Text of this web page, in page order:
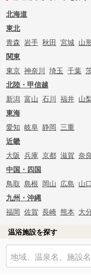
北海道
東北
青森 岩手 秋田 宮城 山
関東
東京 神奈川 埼玉 千葉
北陸・甲信越
新潟 富山 石川 福井 山
東海
愛知 岐阜 静岡 三重
近畿
大阪 兵庫 京都 滋賀 奈良
中国・四国
鳥取 島根 岡山 広島 山口
九州・沖縄
福岡 佐賀 長崎 熊本 大
温浴施設を探す